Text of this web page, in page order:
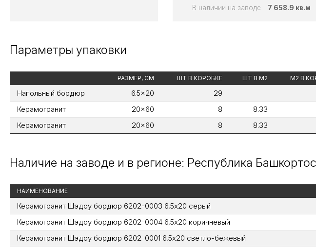
В наличии на заводе 7 658.9 кв.м
Параметры упаковки
РАЗМЕР, СМ ШТ В КОРОБКЕ ШТ В М2 М2 В
Напольный бордюр 6.5x20 29
Керамогранит
20x60 8 8.33
Керамогранит
20x60 8 8.33
Наличие на заводе и в регионе: Республика
НАИМЕНОВАНИЕ
Керамогранит Шэдоу бордюр 6202-0003 6,5х20 серый
Керамогранит Шэдоу бордюр 6202-0004 6,5х20 коричневый
Керамогранит Шэдоу бордюр 6202-0001 6,5х20 светло-бежевый